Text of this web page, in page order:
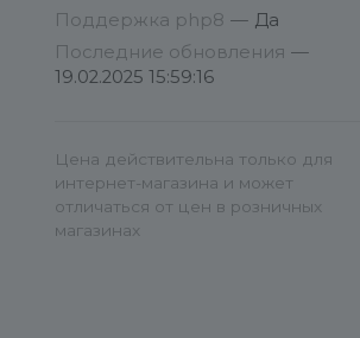
стандартными средствами
Битрикс. Перед установкой
без установленного
стандартного модуля Sender.
Поддержка php8 — Да
Последние обновления —
19.02.2025 15:59:16
Цена действительна только для
интернет-магазина и может
отличаться от цен в розничных
магазинах